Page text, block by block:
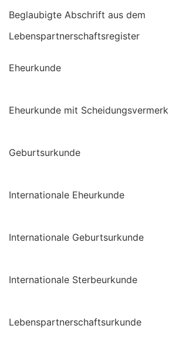
Beglaubigte Abschrift aus dem
Lebenspartnerschaftsregister
Eheurkunde
Eheurkunde mit Scheidungsvermerk
Geburtsurkunde
Internationale Eheurkunde
Internationale Geburtsurkunde
Internationale Sterbeurkunde
Lebenspartnerschaftsurkunde